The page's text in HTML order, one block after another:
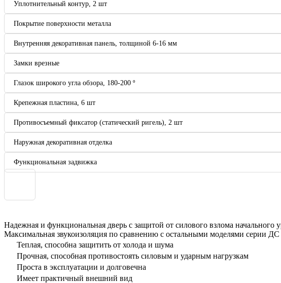
Уплотнительный контур, 2 шт
Покрытие поверхности металла
Внутренняя декоративная панель, толщиной 6-16 мм
Замки врезные
Глазок широкого угла обзора, 180-200 º
Крепежная пластина, 6 шт
Противосъемный фиксатор (статический ригель), 2 шт
Наружная декоративная отделка
Функциональная задвижка
Надежная и функциональная дверь с защитой от силового взлома
Максимальная звукоизоляция по сравнению с остальными моделями серии
Теплая, способна защитить от холода и шума
Прочная, способная противостоять силовым и ударным нагрузкам
Проста в эксплуатации и долговечна
Имеет практичный внешний вид